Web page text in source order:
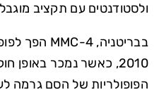
ולסטודנטים עם תקציב
2010, כאשר נמכר באופן
הפופולריות של הסם גרמה